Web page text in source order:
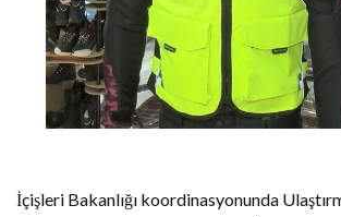
İçişleri Bakanlığı koordinasyonunda